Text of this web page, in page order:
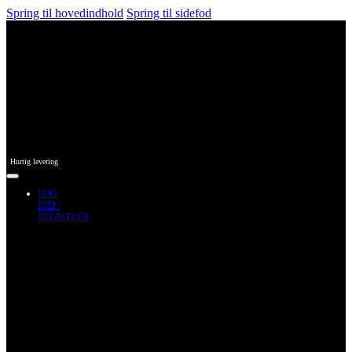
Spring til hovedindhold Spring til sidefod
Hurtig levering
LOG
IND /
REGISTRER